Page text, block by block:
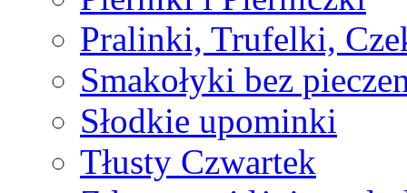
Pralinki, Trufelki,
Smakołyki bez
Słodkie upominki
Tłusty Czwartek